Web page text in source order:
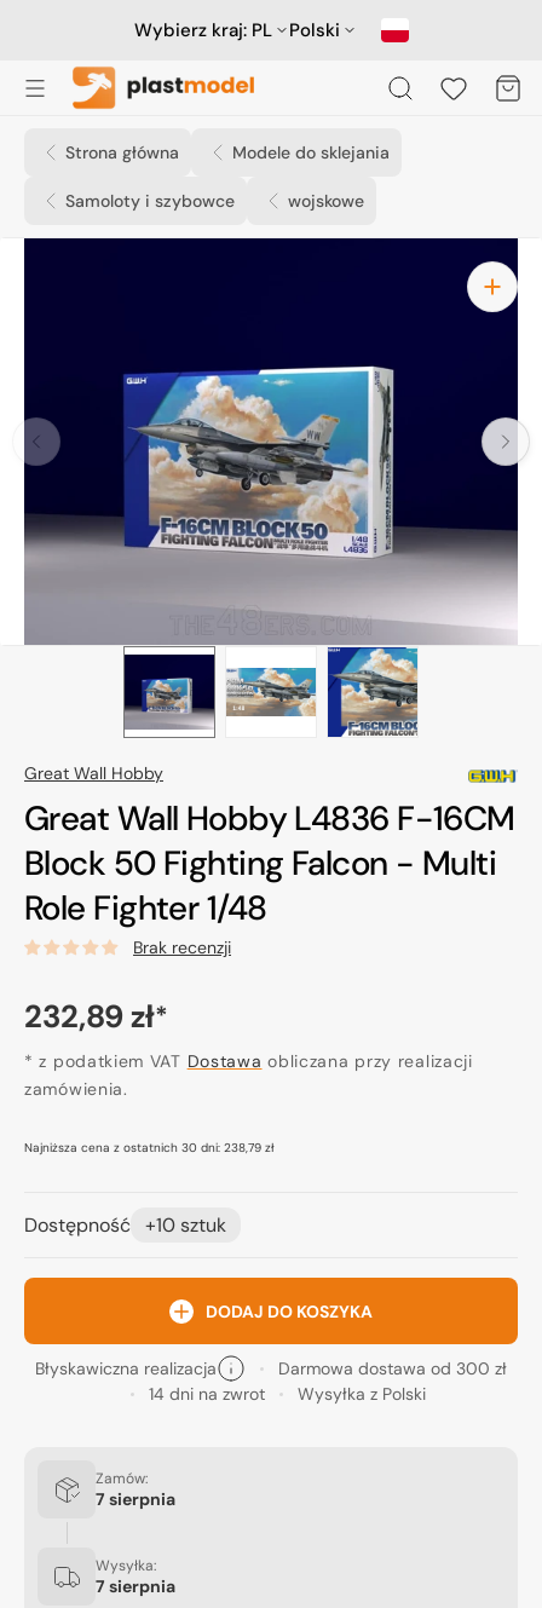
Wybierz kraj: PL Polski
Koszyk
Strona główna Modele do sklejania
Samoloty i szybowce wojskowe
Otwórz
media
1
w
widoku
galerii
Great Wall Hobby
Great Wall Hobby L4836 F-16CM
Block 50 Fighting Falcon - Multi
Role Fighter 1/48
Brak recenzji
Cena
regularna
232,89 zł*
* z podatkiem VAT Dostawa obliczana przy realizacji
zamówienia.
Najniższa cena z ostatnich 30 dni: 238,79 zł
Dostępność +10 sztuk
DODAJ DO KOSZYKA
Błyskawiczna realizacja
Darmowa dostawa od 300 zł
14 dni na zwrot
Wysyłka z Polski
Zamów:
7 sierpnia
Wysyłka:
7 sierpnia